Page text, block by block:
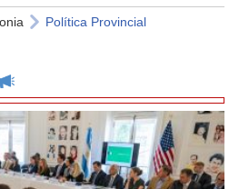
Política Provincial